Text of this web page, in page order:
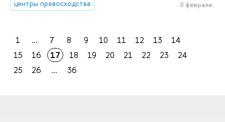
центры превосходства
5 февраля
1 ... 7 8 9 10 11 12 13
14
15
16 17 18 19 20 21 22 23
24
25
26 ... 36